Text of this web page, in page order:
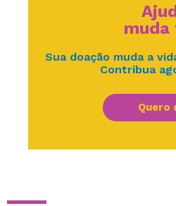
muda
Sua doação muda a
Contribua
Quero